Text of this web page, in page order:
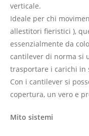
verticale.
Ideale per chi
allestitori fieristici ),
essenzialmente da
cantilever di norma si
trasportare i carichi in
Con i cantilever si
copertura, un vero e
Mito sistemi